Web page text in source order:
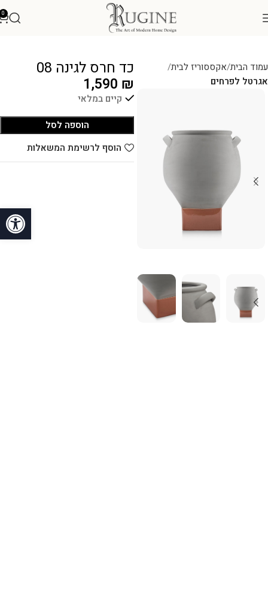
פתח
0
עמוד הבית אקססוריז לבית
אגרטל לפרחים
כד חרס לגינה 08
1,590 ₪
קיים במלאי
הוספה לסל
הוסף לרשימת המשאלות